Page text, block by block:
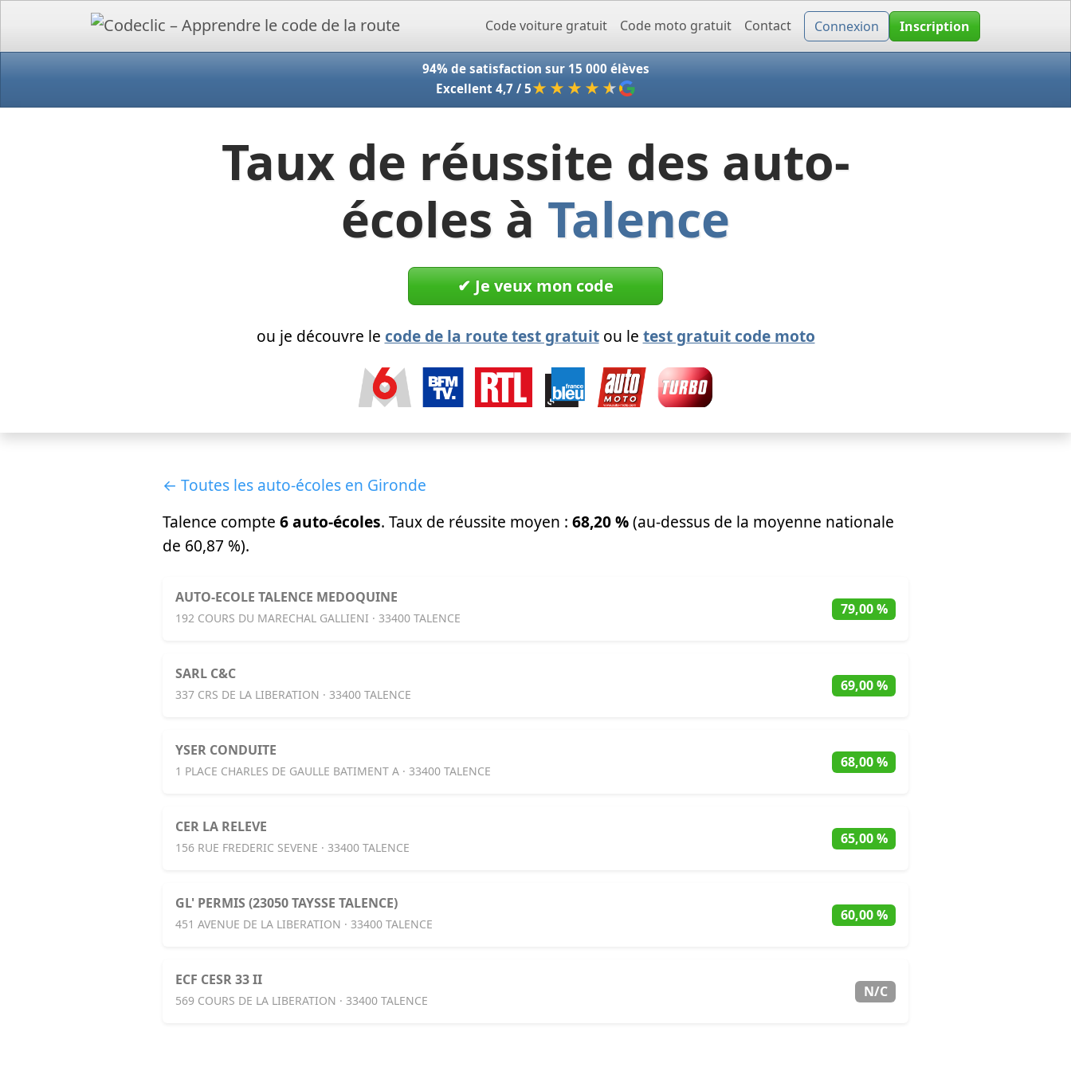
Accueil - CodeclicCode voiture gratuit Code moto gratuit Contact Connexion Inscription
94% de satisfaction sur 15 000 élèves
Excellent 4,7 / 5★★★★ ★
Taux de réussite des auto-
écoles à Talence
✔︎ Je veux mon code
ou je découvre le code de la route test gratuitou le test gratuit code moto
← Toutes les auto-écoles en Gironde
Talence compte 6 auto-écoles. Taux de réussite moyen : 68,20 %(au-dessus de la moyenne nationale
de 60,87 %).
AUTO-ECOLE TALENCE MEDOQUINE
192 COURS DU MARECHAL GALLIENI · 33400 TALENCE
79,00 %
SARL C&C
337 CRS DE LA LIBERATION · 33400 TALENCE
69,00 %
YSER CONDUITE
1 PLACE CHARLES DE GAULLE BATIMENT A · 33400 TALENCE
68,00 %
CER LA RELEVE
156 RUE FREDERIC SEVENE · 33400 TALENCE
65,00 %
GL' PERMIS (23050 TAYSSE TALENCE)
451 AVENUE DE LA LIBERATION · 33400 TALENCE
60,00 %
ECF CESR 33 II
569 COURS DE LA LIBERATION · 33400 TALENCE
N/C